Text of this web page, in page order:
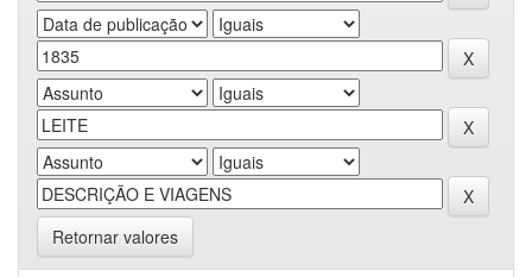
Retornar valores